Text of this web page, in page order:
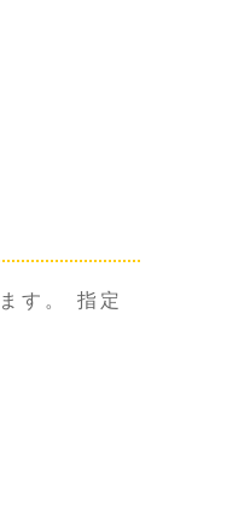
す。 指定